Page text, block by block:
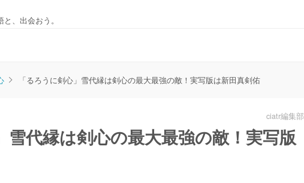
と、出会おう。
「るろうに剣心」雪代縁は剣心の最大最強の敵！実写版は新田真剣佑
ciatr編集部
雪代縁は剣心の最大最強の敵！実写版